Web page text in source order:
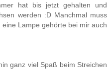
hat bis jetzt gehalten und
werden :D Manchmal muss
Lampe gehörte bei mir auch
ganz viel Spaß beim Streichen